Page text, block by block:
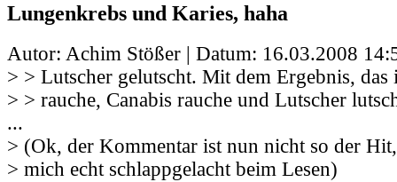
Lungenkrebs und Karies, haha
Autor: Achim Stößer | Datum: 16.03.2008
> > Lutscher gelutscht. Mit dem Ergebnis,
> > rauche, Canabis rauche und Lutscher
...
> (Ok, der Kommentar ist nun nicht so der
> mich echt schlappgelacht beim Lesen)